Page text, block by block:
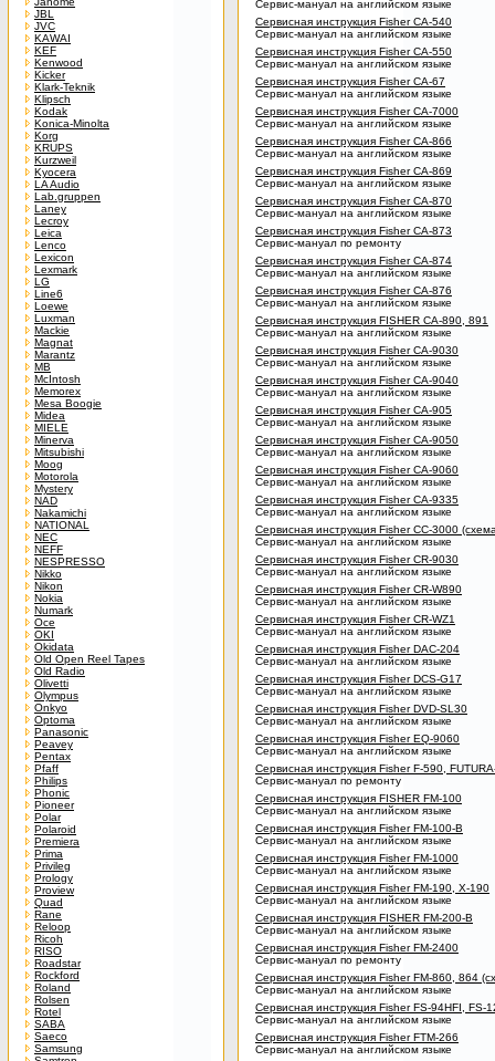
JBL
JVC
KAWAI
KEF
Kenwood
Kicker
Klark-Teknik
Klipsch
Kodak
Konica-Minolta
Korg
KRUPS
Kurzweil
Kyocera
LA Audio
Lab.gruppen
Laney
Lecroy
Leica
Lenco
Lexicon
Lexmark
LG
Line6
Loewe
Luxman
Mackie
Magnat
Marantz
MB
McIntosh
Memorex
Mesa Boogie
Midea
MIELE
Minerva
Mitsubishi
Moog
Motorola
Mystery
NAD
Nakamichi
NATIONAL
NEC
NEFF
NESPRESSO
Nikko
Nikon
Nokia
Numark
Oce
OKI
Okidata
Old Open Reel Tapes
Old Radio
Olivetti
Olympus
Onkyo
Optoma
Panasonic
Peavey
Pentax
Pfaff
Philips
Phonic
Pioneer
Polar
Polaroid
Premiera
Prima
Privileg
Prology
Proview
Quad
Rane
Reloop
Ricoh
RISO
Roadstar
Rockford
Roland
Rolsen
Rotel
SABA
Saeco
Samsung
Сервис-мануал на английском языке
Сервисная инструкция Fisher CA-540
Сервис-мануал на английском языке
Сервисная инструкция Fisher CA-550
Сервис-мануал на английском языке
Сервисная инструкция Fisher CA-67
Сервис-мануал на английском языке
Сервисная инструкция Fisher CA-7000
Сервис-мануал на английском языке
Сервисная инструкция Fisher CA-866
Сервис-мануал на английском языке
Сервисная инструкция Fisher CA-869
Сервис-мануал на английском языке
Сервисная инструкция Fisher CA-870
Сервис-мануал на английском языке
Сервисная инструкция Fisher CA-873
Сервис-мануал по ремонту
Сервисная инструкция Fisher CA-874
Сервис-мануал на английском языке
Сервисная инструкция Fisher CA-876
Сервис-мануал на английском языке
Сервисная инструкция FISHER CA-890, 891
Сервис-мануал на английском языке
Сервисная инструкция Fisher CA-9030
Сервис-мануал на английском языке
Сервисная инструкция Fisher CA-9040
Сервис-мануал на английском языке
Сервисная инструкция Fisher CA-905
Сервис-мануал на английском языке
Сервисная инструкция Fisher CA-9050
Сервис-мануал на английском языке
Сервисная инструкция Fisher CA-9060
Сервис-мануал на английском языке
Сервисная инструкция Fisher CA-9335
Сервис-мануал на английском языке
Сервисная инструкция Fisher CC-3000
Сервис-мануал на английском языке
Сервисная инструкция Fisher CR-9030
Сервис-мануал на английском языке
Сервисная инструкция Fisher CR-W890
Сервис-мануал на английском языке
Сервисная инструкция Fisher CR-WZ1
Сервис-мануал на английском языке
Сервисная инструкция Fisher DAC-204
Сервис-мануал на английском языке
Сервисная инструкция Fisher DCS-G17
Сервис-мануал на английском языке
Сервисная инструкция Fisher DVD-SL30
Сервис-мануал на английском языке
Сервисная инструкция Fisher EQ-9060
Сервис-мануал на английском языке
Сервисная инструкция Fisher F-590,
Сервис-мануал по ремонту
Сервисная инструкция FISHER FM-100
Сервис-мануал на английском языке
Сервисная инструкция Fisher FM-100-B
Сервис-мануал на английском языке
Сервисная инструкция Fisher FM-1000
Сервис-мануал на английском языке
Сервисная инструкция Fisher FM-190, X-190
Сервис-мануал на английском языке
Сервисная инструкция FISHER FM-200-B
Сервис-мануал на английском языке
Сервисная инструкция Fisher FM-2400
Сервис-мануал по ремонту
Сервисная инструкция Fisher FM-860, 864
Сервис-мануал на английском языке
Сервисная инструкция Fisher FS-94HFI, FS-
Сервис-мануал на английском языке
Сервисная инструкция Fisher FTM-266
Сервис-мануал на английском языке